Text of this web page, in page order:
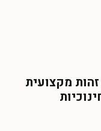
מקצועית